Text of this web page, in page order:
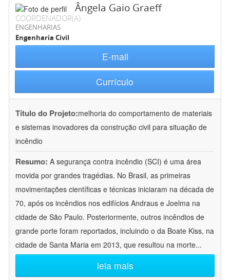
Ângela Gaio Graeff
COORDENADOR(A)
ENGENHARIAS
Engenharia Civil
E-mail
Currículo
Título do Projeto:melhoria do comportamento de materiais
e sistemas inovadores da construção civil para situação de
incêndio
Resumo: A segurança contra incêndio (SCI) é uma área
movida por grandes tragédias. No Brasil, as primeiras
movimentações científicas e técnicas iniciaram na década de
70, após os incêndios nos edifícios Andraus e Joelma na
cidade de São Paulo. Posteriormente, outros incêndios de
grande porte foram reportados, incluindo o da Boate Kiss, na
cidade de Santa Maria em 2013, que resultou na morte...
leia mais